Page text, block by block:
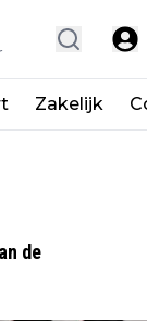
Zakelijk
de